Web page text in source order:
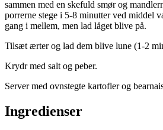
sammen med en skefuld smør og
porrerne stege i 5-8 minutter ved middel
gang i mellem, men lad låget blive på.
Tilsæt ærter og lad dem blive lune (1-2
Krydr med salt og peber.
Server med ovnstegte kartofler og
Ingredienser